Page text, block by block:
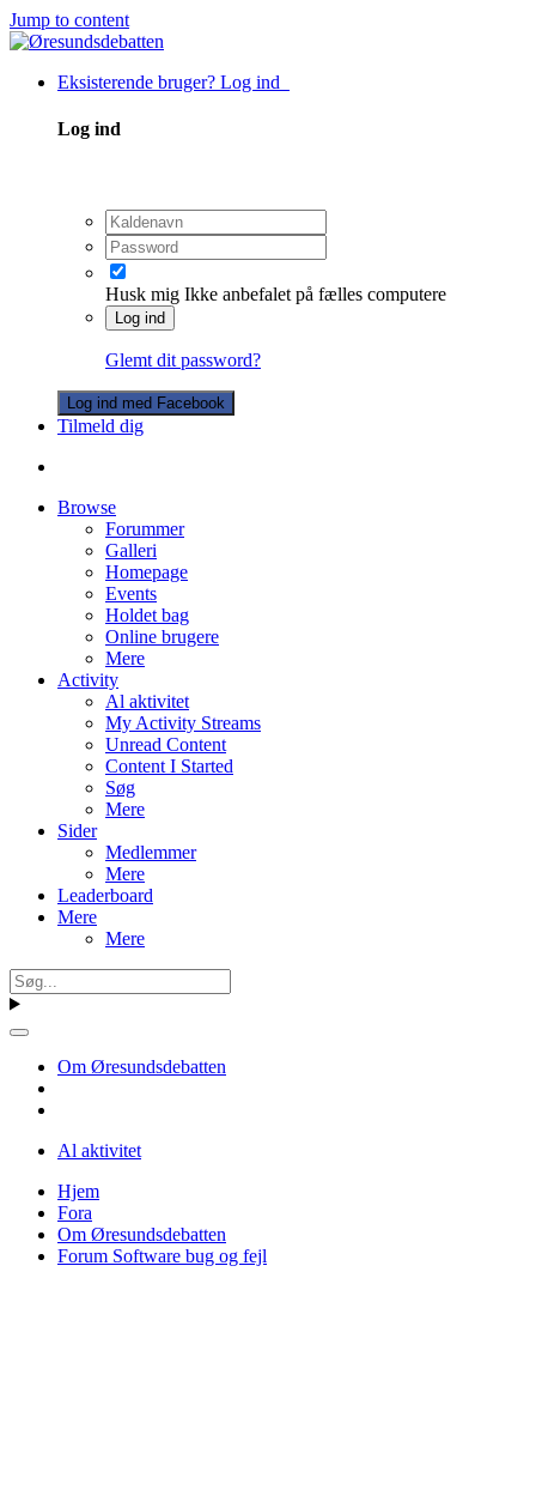
Jump to content
Eksisterende bruger? Log ind
Log ind
Husk mig Ikke anbefalet på fælles computere
Log ind
Glemt dit password?
Log ind med Facebook
Tilmeld dig
Browse
Forummer
Galleri
Homepage
Events
Holdet bag
Online brugere
Mere
Activity
Al aktivitet
My Activity Streams
Unread Content
Content I Started
Søg
Mere
Sider
Medlemmer
Mere
Leaderboard
Mere
Mere
Om Øresundsdebatten
Al aktivitet
Hjem
Fora
Om Øresundsdebatten
Forum Software bug og fejl